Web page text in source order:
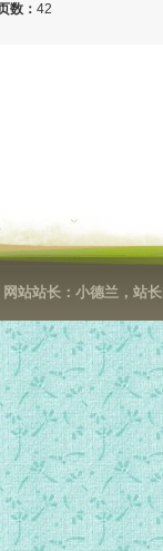
数： 42
站站长：小德兰，